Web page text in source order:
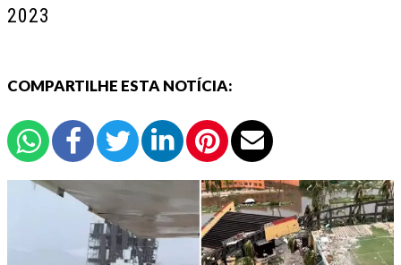
2023
COMPARTILHE ESTA NOTÍCIA: